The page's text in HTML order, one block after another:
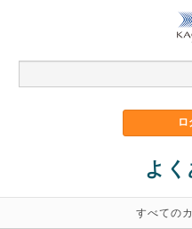
よく
すべての